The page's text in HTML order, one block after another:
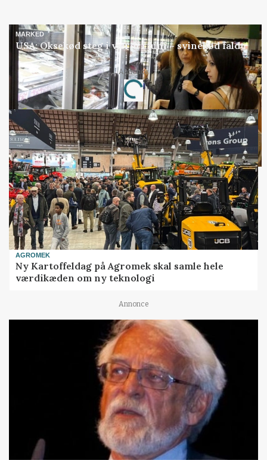
MARKED
USA: Oksekød steg i værdi i juni – svinekød faldt
Annonce
Loading...
AGROMEK
Ny Kartoffeldag på Agromek skal samle hele
værdikæden om ny teknologi
Annonce